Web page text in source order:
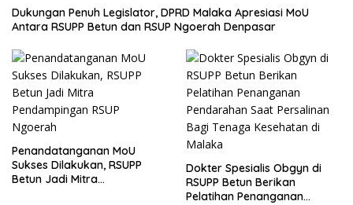
Dukungan Penuh Legislator, DPRD Malaka Apresiasi MoU
Antara RSUPP Betun dan RSUP Ngoerah Denpasar
Penandatanganan MoU
Sukses Dilakukan, RSUPP
Betun Jadi Mitra
Dokter Spesialis Obgyn di
RSUPP Betun Berikan
Pelatihan Penanganan